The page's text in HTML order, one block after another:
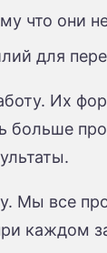
что они
для
Их
больше
Мы все
каждом